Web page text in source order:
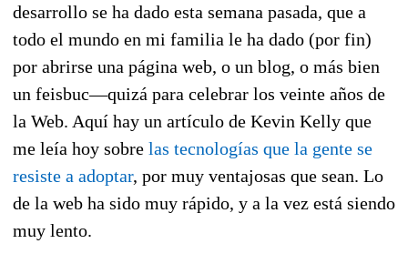
desarrollo se ha dado esta semana pasada, que a
todo el mundo en mi familia le ha dado (por fin)
por abrirse una página web, o un blog, o más bien
un feisbuc—quizá para celebrar los veinte años de
la Web. Aquí hay un artículo de Kevin Kelly que
me leía hoy sobre las tecnologías que la gente se
resiste a adoptar, por muy ventajosas que sean. Lo
de la web ha sido muy rápido, y a la vez está siendo
muy lento.